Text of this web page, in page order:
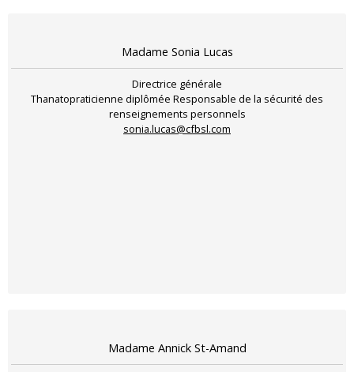
Madame Sonia Lucas
Directrice générale
Thanatopraticienne diplômée Responsable de la sécurité des
renseignements personnels
sonia.lucas@cfbsl.com
Madame Annick St-Amand